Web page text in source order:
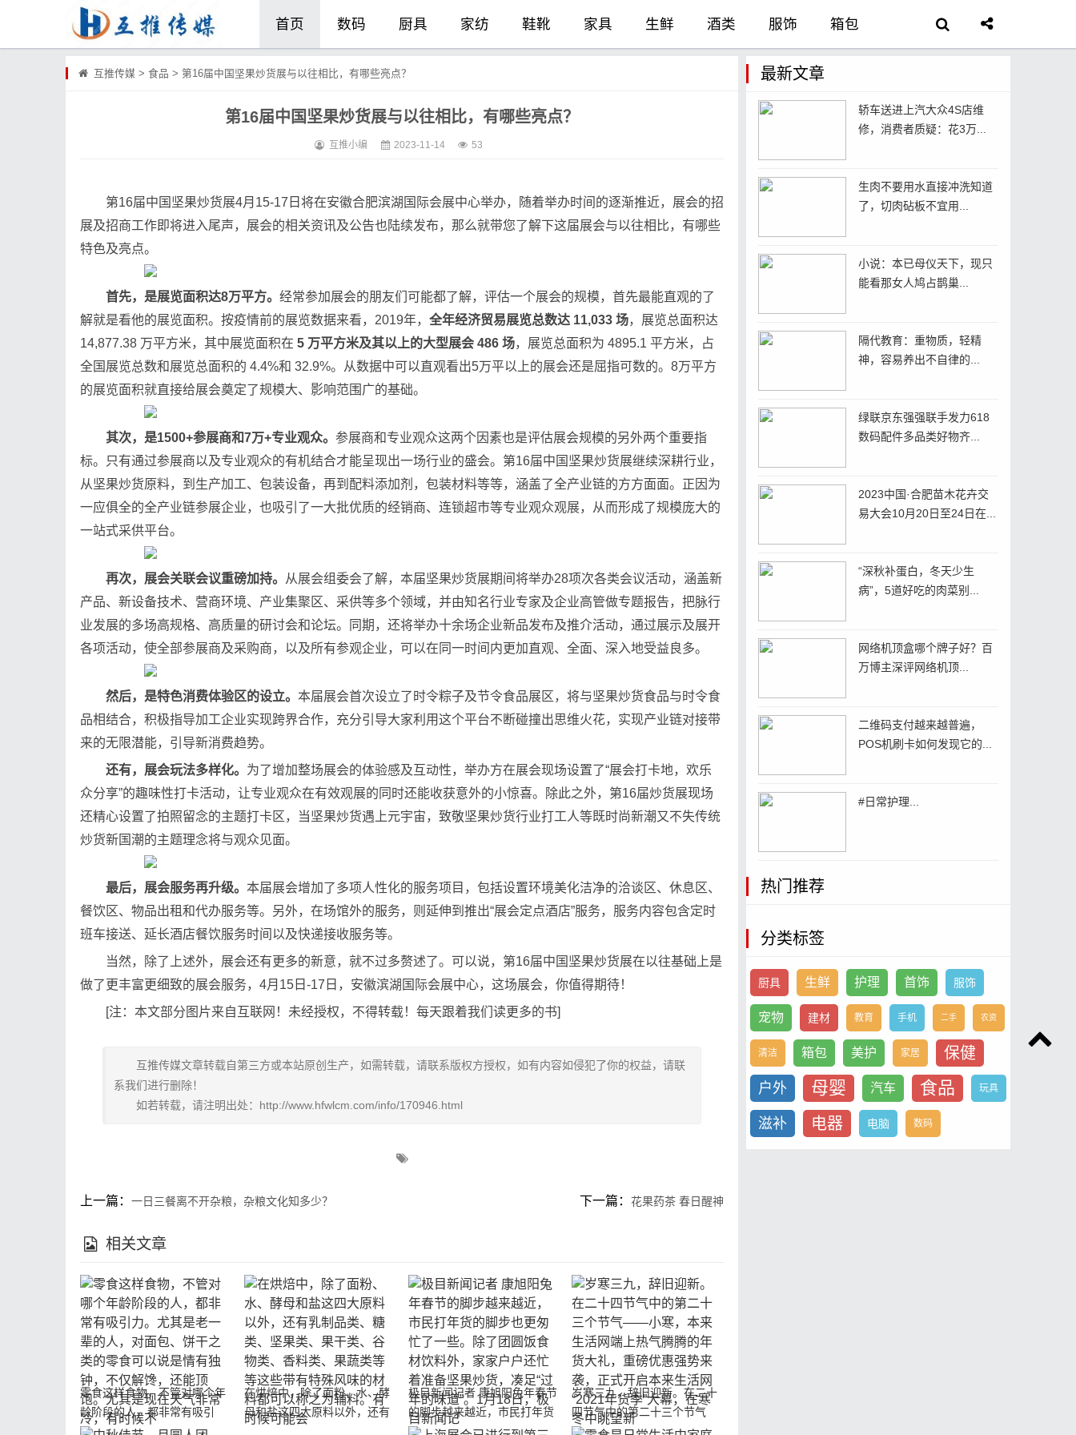
首页 数码 厨具 家纺 鞋靴 家具 生鲜 酒类 服饰 箱包
食品 美护 保健 家居
滋补 宠物 清洁 建材 医疗
互推传媒 > 食品 > 第16届中国坚果炒货展与以往相比，有哪些亮点？
第16届中国坚果炒货展与以往相比，有哪些亮点？
互推小编 2023-11-14 53
第16届中国坚果炒货展4月15-17日将在安徽合肥滨湖国际会展中心举办，随着举办时间的逐渐推近，展会的招
展及招商工作即将进入尾声，展会的相关资讯及公告也陆续发布，那么就带您了解下这届展会与以往相比，有哪些
特色及亮点。
首先，是展览面积达8万平方。 经常参加展会的朋友们可能都了解，评估一个展会的规模，首先最能直观的了
解就是看他的展览面积。按疫情前的展览数据来看，2019年， 全年经济贸易展览总数达 11,033 场，展览总面积达
14,877.38 万平方米，其中展览面积在 5 万平方米及其以上的大型展会 486 场，展览总面积为 4895.1 平方米，占
全国展览总数和展览总面积的 4.4%和 32.9%。从数据中可以直观看出5万平以上的展会还是屈指可数的。8万平方
的展览面积就直接给展会奠定了规模大、影响范围广的基础。
其次，是1500+参展商和7万+专业观众。 参展商和专业观众这两个因素也是评估展会规模的另外两个重要指
标。只有通过参展商以及专业观众的有机结合才能呈现出一场行业的盛会。第16届中国坚果炒货展继续深耕行业，
从坚果炒货原料，到生产加工、包装设备，再到配料添加剂，包装材料等等，涵盖了全产业链的方方面面。正因为
一应俱全的全产业链参展企业，也吸引了一大批优质的经销商、连锁超市等专业观众观展，从而形成了规模庞大的
一站式采供平台。
再次，展会关联会议重磅加持。
从展会组委会了解，本届坚果炒货展期间将举办28项次各类会议活动，涵盖新
产品、新设备技术、营商环境、产业集聚区、采供等多个领域，并由知名行业专家及企业高管做专题报告，把脉行
业发展的多场高规格、高质量的研讨会和论坛。同期，还将举办十余场企业新品发布及推介活动，通过展示及展开
各项活动，使全部参展商及采购商，以及所有参观企业，可以在同一时间内更加直观、全面、深入地受益良多。
然后，是特色消费体验区的设立。 本届展会首次设立了时令粽子及节令食品展区，将与坚果炒货食品与时令食
品相结合，积极指导加工企业实现跨界合作，充分引导大家利用这个平台不断碰撞出思维火花，实现产业链对接带
来的无限潜能，引导新消费趋势。
还有，展会玩法多样化。 为了增加整场展会的体验感及互动性，举办方在展会现场设置了“展会打卡地，欢乐
众分享”的趣味性打卡活动，让专业观众在有效观展的同时还能收获意外的小惊喜。除此之外，第16届炒货展现场
还精心设置了拍照留念的主题打卡区，当坚果炒货遇上元宇宙，致敬坚果炒货行业打工人等既时尚新潮又不失传统
炒货新国潮的主题理念将与观众见面。
最后，展会服务再升级。 本届展会增加了多项人性化的服务项目，包括设置环境美化洁净的洽谈区、休息区、
餐饮区、物品出租和代办服务等。另外，在场馆外的服务，则延伸到推出“展会定点酒店”服务，服务内容包含定时
班车接送、延长酒店餐饮服务时间以及快递接收服务等。
当然，除了上述外，展会还有更多的新意，就不过多赘述了。可以说，第16届中国坚果炒货展在以往基础上是
做了更丰富更细致的展会服务，4月15日-17日，安徽滨湖国际会展中心，这场展会，你值得期待！
[注：本文部分图片来自互联网！未经授权，不得转载！每天跟着我们读更多的书]
互推传媒文章转载自第三方或本站原创生产，如需转载，请联系版权方授权，如有内容如侵犯了你的权益，请联
系我们进行删除！
如若转载，请注明出处：http://www.hfwlcm.com/info/170946.html
上一篇： 一日三餐离不开杂粮，杂粮文化知多少？ 下一篇： 花果药茶 春日醒神
相关文章
零食这样食物，不管对哪个年
龄阶段的人，都非常有吸引
力。尤其是老一辈的人，对面
在烘焙中，除了面粉、水、酵
母和盐这四大原料以外，还有
极目新闻记者 康旭阳兔年春节
的脚步越来越近，市民打年货
的脚步也更匆忙了一些。除了
岁寒三九，辞旧迎新。在二十
四节气中的第二十三个节气
——小寒，本来生活网端上热
最新文章
轿车送进上汽大众4S店维
修，消费者质疑：花3万...
生肉不要用水直接冲洗知道
了，切肉砧板不宜用...
小说：本已母仪天下，现只
能看那女人鸠占鹊巢...
隔代教育：重物质，轻精
神，容易养出不自律的...
绿联京东强强联手发力618
数码配件多品类好物齐...
2023中国·合肥苗木花卉交
易大会10月20日至24日在...
“深秋补蛋白，冬天少生
病”，5道好吃的肉菜别...
网络机顶盒哪个牌子好？百
万博主深评网络机顶...
二维码支付越来越普遍，
POS机刷卡如何发现它的...
#日常护理...
热门推荐
分类标签
厨具 生鲜 护理 首饰 服饰
宠物 建材 教育 手机 二手 农资
清洁 箱包 美护 家居 保健
户外 母婴 汽车 食品 玩具
滋补 电器 电脑 数码